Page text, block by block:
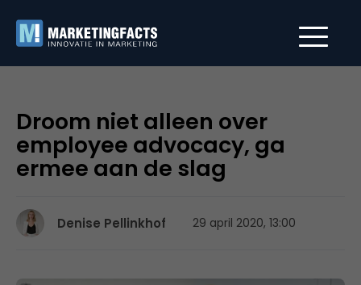
Droom niet alleen over
employee advocacy, ga
ermee aan de slag
Denise Pellinkhof 29 april 2020, 13:00